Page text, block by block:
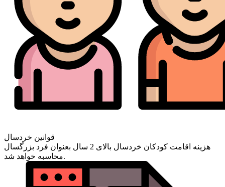
قوانین خردسال
هزینه اقامت کودکان خردسال بالای 2 سال بعنوان فرد بزرگسال
محاسبه خواهد شد.